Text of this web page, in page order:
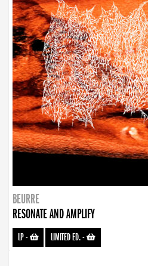
BEURRE
RESONATE AND AMPLIFY
LP- LIMITED ED.-